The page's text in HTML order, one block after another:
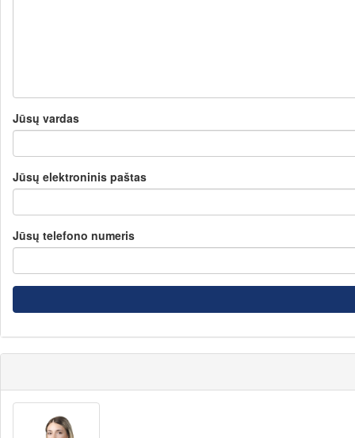
Jūsų vardas
Jūsų elektroninis paštas
Jūsų telefono numeris